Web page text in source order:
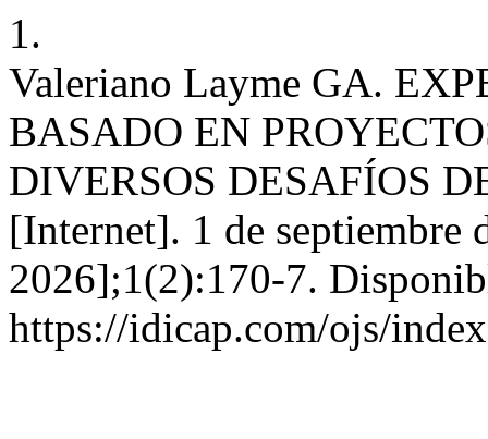
1.
Valeriano Layme GA.
BASADO EN
DIVERSOS DESAFÍOS
[Internet]. 1 de septiembre
2026];1(2):170-7.
https://idicap.com/ojs/